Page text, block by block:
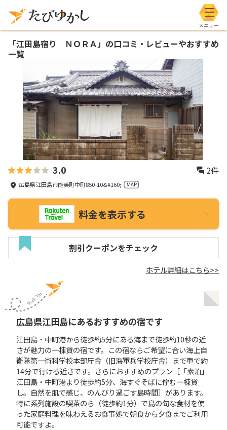
メニ
「江田島宿り ＮＯＲＡ」の口コミ・レビューやおすすめ
一覧
3.0 2件
広島県江田島市能美町中町850-10&#160;
料金を表示する
割引クーポンをチェック
ホテル詳細はこちら>>
広島県江田島にあるおすすめの宿です
江田島・中町港から徒歩約5分にある海まで徒歩約10秒の近
さが魅力の一棟貸の宿です。この宿ならご希望に合い海上自
衛隊第一術科学校本部庁舎（旧海軍兵学校庁舎）まで車で約
14分で行ける近さです。さらにおすすめのプラン［「素泊」
江田島・中町港より徒歩約5分、海すぐそばに佇む一棟貸
し。自然を肌で感じ、のんびり過ごす島時間］があります。
特に系列施設の喫茶のら（徒歩約1分）で島の旬な食材を使
った家庭料理を味わえるお食事処で朝食から夕食までご利用
可能ですよ。